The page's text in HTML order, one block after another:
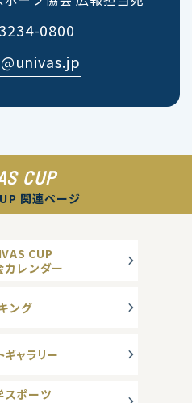
0800
CUP
関連ページ
CUP
カレンダー
ング
ギャラリー
スポーツ